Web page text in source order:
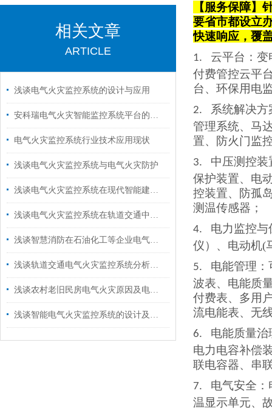
相关文章
ARTICLE
浅谈电气火灾监控系统的设计与应用
安科瑞电气火灾智能监控系统平台的案例分析
电气火灾监控系统行业技术应用现状
浅谈电气火灾监控系统与电气火灾防护
浅谈电气火灾监控系统在现代智能建筑中的研究与应用
浅谈电气火灾监控系统在轨道交通中的应用措施
浅谈智慧消防在石油化工等企业电气火灾监控系统中的应用
浅谈轨道交通电气火灾监控系统分析措施
浅谈农村老旧民房电气火灾原因及电气火灾监控系统选型
浅谈智能电气火灾监控系统的设计及应用
【服务保障
要省市都设立
快速响应，覆
1. 云平台 ：
付费管控云平
台、环保用电
2.
系统解决
管理系统、马
置、防火门监
3.
中压测控
保护装置、电
控装置、防孤
测温传感器 ；
4.
电力监控
仪）、电动机(
5.
电能管理
波表、电能质
付费表、多用
流电能表、无
6.
电能质量
电力电容补偿
联电容器、串
7.
电气安全
温显示单元、